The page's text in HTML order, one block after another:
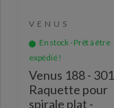
VENUS
En stock - Prêt à être
expédié !
Venus 188 - 301
Raquette pour
spirale plat -